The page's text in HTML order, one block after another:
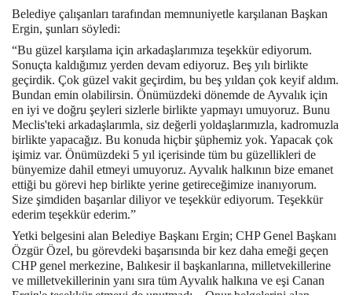
Belediye çalışanları tarafından memnuniyetle karşılanan Başkan
Ergin, şunları söyledi:
“Bu güzel karşılama için arkadaşlarımıza teşekkür ediyorum.
Sonuçta kaldığımız yerden devam ediyoruz. Beş yılı birlikte
geçirdik. Çok güzel vakit geçirdim, bu beş yıldan çok keyif aldım.
Bundan emin olabilirsin. Önümüzdeki dönemde de Ayvalık için
en iyi ve doğru şeyleri sizlerle birlikte yapmayı umuyoruz. Bunu
Meclis'teki arkadaşlarımla, siz değerli yoldaşlarımızla, kadromuzla
birlikte yapacağız. Bu konuda hiçbir şüphemiz yok. Yapacak çok
işimiz var. Önümüzdeki 5 yıl içerisinde tüm bu güzellikleri de
bünyemize dahil etmeyi umuyoruz. Ayvalık halkının bize emanet
ettiği bu görevi hep birlikte yerine getireceğimize inanıyorum.
Size şimdiden başarılar diliyor ve teşekkür ediyorum. Teşekkür
ederim teşekkür ederim.”
Yetki belgesini alan Belediye Başkanı Ergin; CHP Genel Başkanı
Özgür Özel, bu görevdeki başarısında bir kez daha emeği geçen
CHP genel merkezine, Balıkesir il başkanlarına, milletvekillerine
ve milletvekillerinin yanı sıra tüm Ayvalık halkına ve eşi Canan